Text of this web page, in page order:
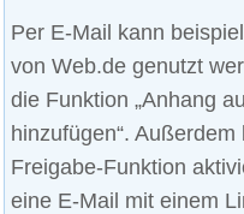
Per E-Mail kann
von Web.de genutzt
die Funktion „Anhang
hinzufügen“.
Freigabe-Funktion
eine E-Mail mit einem